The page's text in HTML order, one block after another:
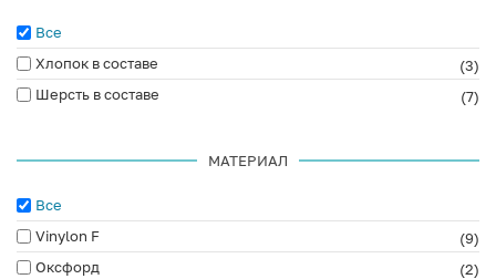
Все
Хлопок в составе
(3)
Шерсть в составе
(7)
МАТЕРИАЛ
Все
Vinylon F
(9)
Оксфорд
(2)